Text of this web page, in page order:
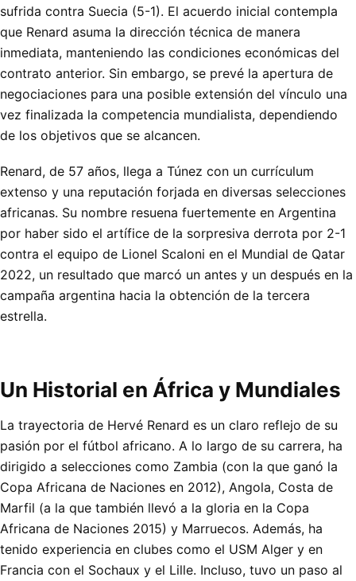
sufrida contra Suecia (5-1). El acuerdo inicial contempla
que Renard asuma la dirección técnica de manera
inmediata, manteniendo las condiciones económicas del
contrato anterior. Sin embargo, se prevé la apertura de
negociaciones para una posible extensión del vínculo una
vez finalizada la competencia mundialista, dependiendo
de los objetivos que se alcancen.
Renard, de 57 años, llega a Túnez con un currículum
extenso y una reputación forjada en diversas selecciones
africanas. Su nombre resuena fuertemente en Argentina
por haber sido el artífice de la sorpresiva derrota por 2-1
contra el equipo de Lionel Scaloni en el Mundial de Qatar
2022, un resultado que marcó un antes y un después en la
campaña argentina hacia la obtención de la tercera
estrella.
Un Historial en África y Mundiales
La trayectoria de Hervé Renard es un claro reflejo de su
pasión por el fútbol africano. A lo largo de su carrera, ha
dirigido a selecciones como Zambia (con la que ganó la
Copa Africana de Naciones en 2012), Angola, Costa de
Marfil (a la que también llevó a la gloria en la Copa
Africana de Naciones 2015) y Marruecos. Además, ha
tenido experiencia en clubes como el USM Alger y en
Francia con el Sochaux y el Lille. Incluso, tuvo un paso al